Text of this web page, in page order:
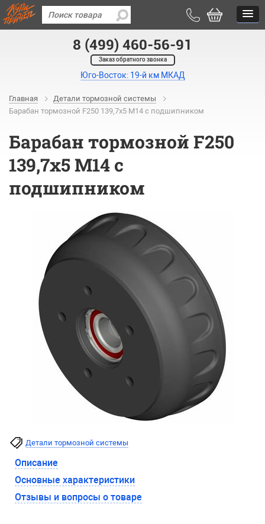
8 (499) 460-56-91
Заказ обратного звонка
Юго-Восток: 19-й км МКАД
Главная
Детали тормозной системы
Барабан тормозной F250 139,7х5 М14 с подшипником
Барабан тормозной F250
139,7х5 М14 с
подшипником
Детали тормозной системы
Описание
Основные характеристики
Отзывы и вопросы о товаре